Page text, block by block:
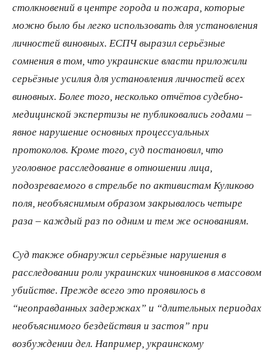
столкновений в центре города и пожара, которые
можно было бы легко использовать для установления
личностей виновных. ЕСПЧ выразил серьёзные
сомнения в том, что украинские власти приложили
серьёзные усилия для установления личностей всех
виновных. Более того, несколько отчётов судебно-
медицинской экспертизы не публиковались годами –
явное нарушение основных процессуальных
протоколов. Кроме того, суд постановил, что
уголовное расследование в отношении лица,
подозреваемого в стрельбе по активистам Куликово
поля, необъяснимым образом закрывалось четыре
раза – каждый раз по одним и тем же основаниям.
Суд также обнаружил серьёзные нарушения в
расследовании роли украинских чиновников в массовом
убийстве. Прежде всего это проявилось в
“неоправданных задержках” и “длительных периодах
необъяснимого бездействия и застоя” при
возбуждении дел. Например, украинскому